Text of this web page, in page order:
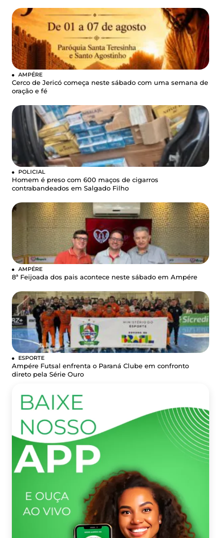
AMPÉRE
Cerco de Jericó começa neste sábado com uma semana de
oração e fé
POLICIAL
Homem é preso com 600 maços de cigarros
contrabandeados em Salgado Filho
AMPÉRE
8ª Feijoada dos pais acontece neste sábado em Ampére
ESPORTE
Ampére Futsal enfrenta o Paraná Clube em confronto
direto pela Série Ouro